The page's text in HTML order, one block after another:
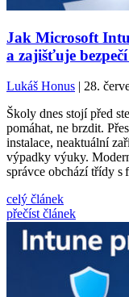
Jak Microsoft
a zajišťuje
Lukáš Honus | 28.
Školy dnes stojí před
pomáhat, ne brzdit.
instalace, neaktuální
výpadky výuky.
správce obchází třídy s
celý článek
přečíst článek